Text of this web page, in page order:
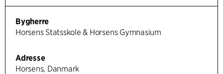
Bygherre
Horsens Statsskole & Horsens Gymnasium
Adresse
Horsens, Danmark